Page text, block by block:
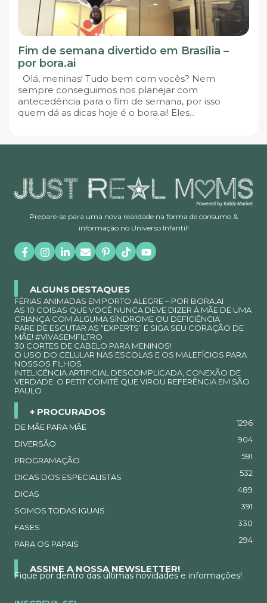
Fim de semana divertido em Brasília –
por bora.ai
Olá, meninas! Tudo bem com vocês? Nem
sempre conseguimos nos planejar com
antecedência para o fim de semana, por isso
quem dá as dicas hoje é o bora.ai! Eles...
Prepare-se para uma nova realidade na forma de consumo &
informação no Universo Infantil!
ALGUNS DESTAQUES
FÉRIAS ANIMADAS EM PORTO ALEGRE – POR BORA.AI
AS 10 COISAS QUE VOCÊ NUNCA DEVE DIZER À MÃE DE UMA
CRIANÇA COM ALGUMA SÍNDROME OU DEFICIÊNCIA
PARE DE ESCUTAR AS “EXPERTS” E SIGA SEU CORAÇÃO DE
MÃE! #VIVASEMFILTRO
30 CORTES DE CABELO PARA MENINOS!
O USO DO CELULAR NAS ESCOLAS E OS MALEFÍCIOS PARA
NOSSOS FILHOS
INTELIGÊNCIA ARTIFICIAL DESCOMPLICADA, CONEXÃO DE
VERDADE: O PETIT COMITÊ QUE VIROU REFERÊNCIA EM SÃO
PAULO
+ PROCURADOS
DE MÃE PARA MÃE 1296
DIVERSÃO 904
PROGRAMAÇÃO 591
DICAS DOS ESPECIALISTAS 532
DICAS 489
SOMOS TODAS IGUAIS 391
FASES 330
PARA OS PAPAIS 294
ASSINE A NOSSA NEWSLETTER!
Fique por dentro das últimas novidades e informações!